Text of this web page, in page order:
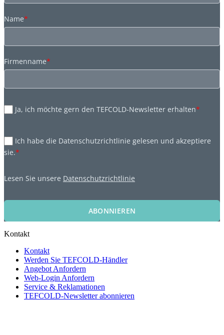
Name*
Firmenname*
Ja, ich möchte gern den TEFCOLD-Newsletter erhalten*
Ich habe die Datenschutzrichtlinie gelesen und akzeptiere
sie.*
Lesen Sie unsere Datenschutzrichtlinie
ABONNIEREN
Kontakt
Kontakt
Werden Sie TEFCOLD-Händler
Angebot Anfordern
Web-Login Anfordern
Service & Reklamationen
TEFCOLD-Newsletter abonnieren